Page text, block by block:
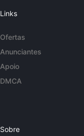
Links
Ofertas
Anunciantes
Apoio
DMCA
Sobre